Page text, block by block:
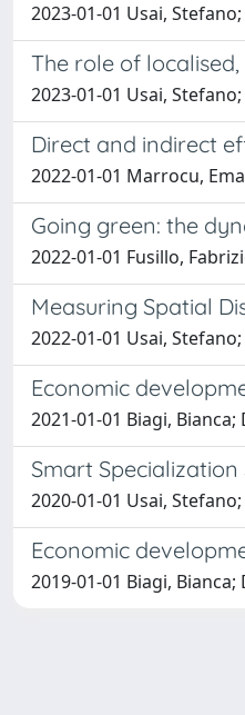
2023-01-01 Usai,
The role of
2023-01-01 Usai,
Direct and indirect
2022-01-01 Marrocu,
Going green: the
2022-01-01 Fusillo,
Measuring Spatial
2022-01-01 Usai,
Economic
2021-01-01 Biagi,
Smart
2020-01-01 Usai,
Economic
2019-01-01 Biagi,